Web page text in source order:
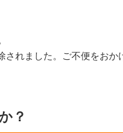
れました。ご不便をおか
？